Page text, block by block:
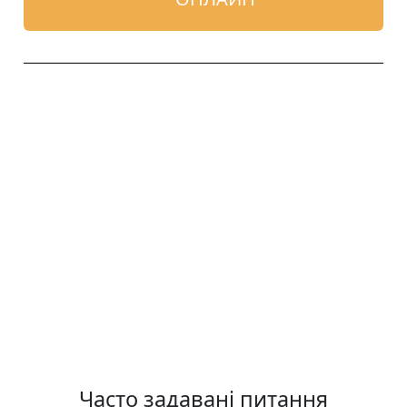
Часто задавані питання